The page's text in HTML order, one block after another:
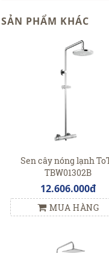
SẢN PHẨM KHÁC
Sen cây nóng lạnh
TBW01302B
12.606.000đ
MUA HÀNG